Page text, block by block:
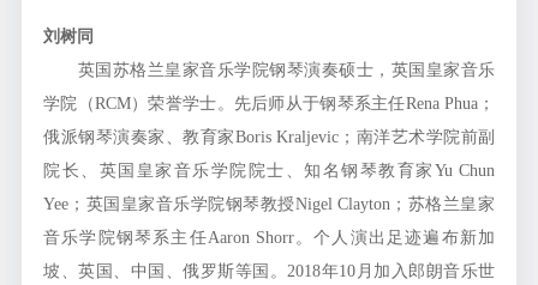
刘树同
英国苏格兰皇家音乐学院钢琴演奏硕士，英国皇家音乐
学院（RCM）荣誉学士。先后师从于钢琴系主任Rena Phua；
俄派钢琴演奏家、教育家Boris Kraljevic；南洋艺术学院前副
院长、英国皇家音乐学院院士、知名钢琴教育家Yu Chun
Yee；英国皇家音乐学院钢琴教授Nigel Clayton；苏格兰皇家
音乐学院钢琴系主任Aaron Shorr。个人演出足迹遍布新加
坡、英国、中国、俄罗斯等国。2018年10月加入郎朗音乐世